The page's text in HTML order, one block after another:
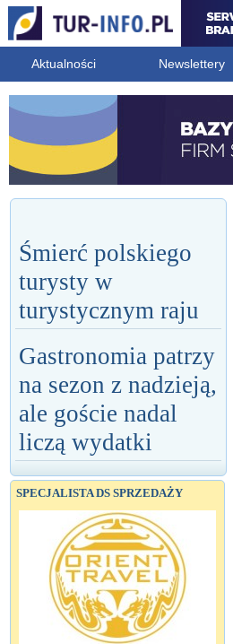
Aktualności Newslettery
Śmierć polskiego
turysty w
turystycznym raju
Gastronomia patrzy
na sezon z nadzieją,
ale goście nadal
liczą wydatki
SPECJALISTA DS SPRZEDAŻY